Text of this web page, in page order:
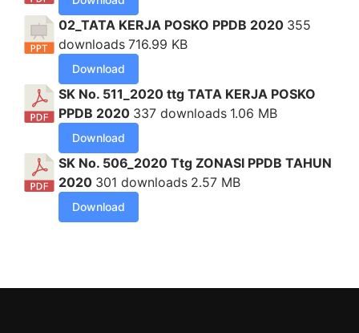
02_TATA KERJA POSKO PPDB 2020 355
downloads 716.99 KB
Download
SK No. 511_2020 ttg TATA KERJA POSKO
PPDB 2020 337 downloads 1.06 MB
Download
SK No. 506_2020 Ttg ZONASI PPDB TAHUN
2020 301 downloads 2.57 MB
Download